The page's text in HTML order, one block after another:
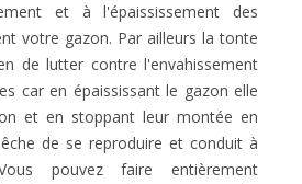
et à l'épaississement des
votre gazon. Par ailleurs la tonte
de lutter contre l'envahissement
car en épaississant le gazon elle
et en stoppant leur montée en
de se reproduire et conduit à
pouvez faire entièrement